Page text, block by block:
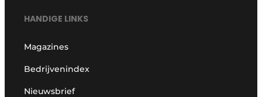
HANDIGE LINKS
Magazines
Bedrijvenindex
Nieuwsbrief